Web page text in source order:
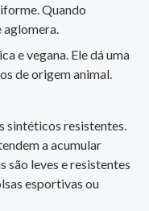
Quando
aglomera.
e vegana. Ele dá uma
de origem animal.
sintéticos resistentes.
a acumular
são leves e resistentes
esportivas ou